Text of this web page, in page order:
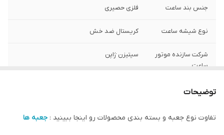
جنس بند ساعت فلزی حصیری
نوع شیشه ساعت کریستال ضد خش
شرکت سازنده موتور
ساعت
سیتیزن ژاپن
مبدا برند
توضیحات
تفاوت نوع جعبه و بسته بندی محصولات رو اینجا ببینید : جعبه ها